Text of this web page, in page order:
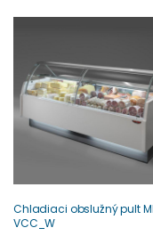
Chladiaci obslužný pult
VCC_W